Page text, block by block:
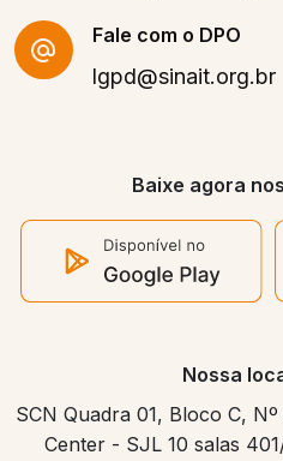
Fale com o DPO
lgpd@sinait.org.br
Baixe agora
Nossa
SCN Quadra 01, Bloco C,
Center - SJL 10 salas